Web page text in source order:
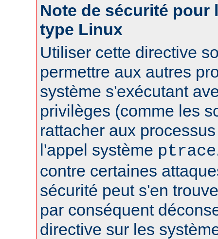
Note de sécurité pour
type Linux
Utiliser cette directive
permettre aux autres
système s'exécutant
privilèges (comme les
rattacher aux
l'appel système ptrace
contre certaines
sécurité peut s'en
par conséquent
directive sur les